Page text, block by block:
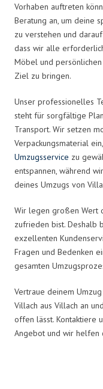
Vorhaben auftreten
Beratung an, um deine
zu verstehen und
dass wir alle
Möbel und
Ziel zu bringen.
Unser professionelles
steht für sorgfältige
Transport. Wir setzen
Verpackungsmaterial
Umzugsservice zu
entspannen, während
deines Umzugs von
Wir legen großen Wert
zufrieden bist. Deshalb
exzellenten
Fragen und Bedenken
gesamten
Vertraue deinem
Villach aus Villach an
offen lässt. Kontaktiere
Angebot und wir